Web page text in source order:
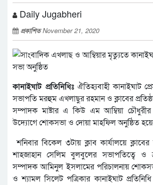
Daily Jugabheri
প্রকাশিতNovember 21, 2020
কানাইঘাট প্রতিনিধিঃ ঐতিহ্যবাহী কানাইঘাট
সভাপতি মরহুম এখলাছুর রহমান ও ক্লাবের
সম্পাদক মাষ্টার এ কিউ এম আম্বিয়া চৌধুরীর
উদ্যোগে শোকসভা ও দোয়া মাহফিল অনুষ্ঠিত
শনিবার বিকেল ৩টায় ক্লাব কার্যালয়ে
শাহজাহান সেলিম বুলবুলের সভাপতিত্বে ও
সম্পাদক আমিনুল ইসলামের পরিচালনায়
ও শ্যামল সিলেট পত্রিকার কানাইঘাট